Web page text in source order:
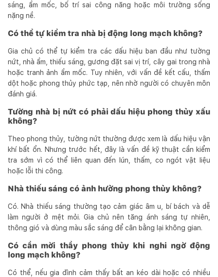
sáng, ẩm mốc, bố trí sai công năng hoặc môi trường sống
nặng nề.
Có thể tự kiểm tra nhà bị động long mạch không?
Gia chủ có thể tự kiểm tra các dấu hiệu ban đầu như tường
nứt, nhà ẩm, thiếu sáng, gương đặt sai vị trí, cây gai trong nhà
hoặc tranh ảnh ẩm mốc. Tuy nhiên, với vấn đề kết cấu, thấm
dột hoặc phong thủy phức tạp, nên nhờ người có chuyên môn
đánh giá.
Tường nhà bị nứt có phải dấu hiệu phong thủy xấu
không?
Theo phong thủy, tường nứt thường được xem là dấu hiệu vận
khí bất ổn. Nhưng trước hết, đây là vấn đề kỹ thuật cần kiểm
tra sớm vì có thể liên quan đến lún, thấm, co ngót vật liệu
hoặc lỗi thi công.
Nhà thiếu sáng có ảnh hưởng phong thủy không?
Có. Nhà thiếu sáng thường tạo cảm giác âm u, bí bách và dễ
làm người ở mệt mỏi. Gia chủ nên tăng ánh sáng tự nhiên,
thông gió và dùng màu sắc sáng để cân bằng lại không gian.
Có cần mời thầy phong thủy khi nghi ngờ động
long mạch không?
Có thể, nếu gia đình cảm thấy bất an kéo dài hoặc có nhiều